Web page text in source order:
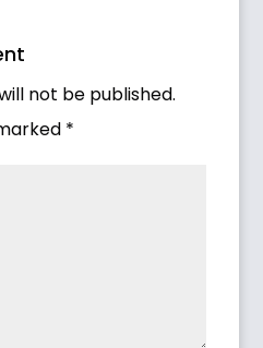
not be published.
*